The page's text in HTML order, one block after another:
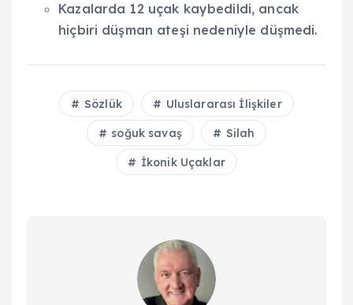
Kazalarda 12 uçak kaybedildi, ancak
hiçbiri düşman ateşi nedeniyle düşmedi.
Sözlük Uluslararası İlişkiler
soğuk savaş Silah
İkonik Uçaklar